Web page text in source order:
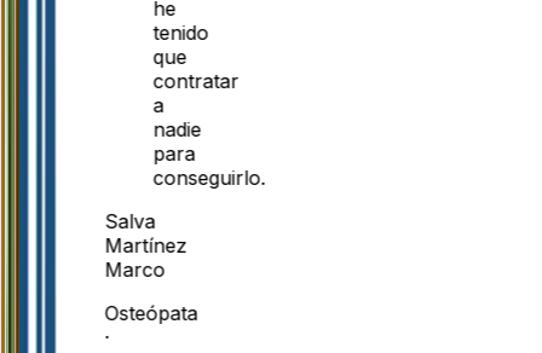
he
tenido
que
contratar
a
nadie
para
conseguirlo.
Salva
Martínez
Marco
Osteópata
·